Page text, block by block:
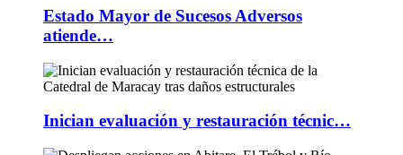
Estado Mayor de Sucesos Adversos
atiende…
Inician evaluación y restauración técnic…